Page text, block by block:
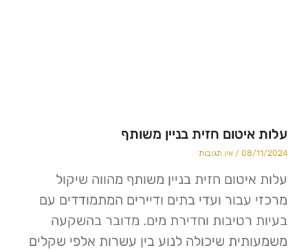
חזית בניין משותף
אין תגובות
חזית בניין משותף מהווה שיקול
ועדי בתים ודיירים המתמודדים עם
רטיבות וחדירת מים. מדובר בהשקעה
שיכולה לנוע בין עשרות אלפי שקלים